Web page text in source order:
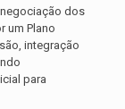
negociação dos
um Plano
integração
para